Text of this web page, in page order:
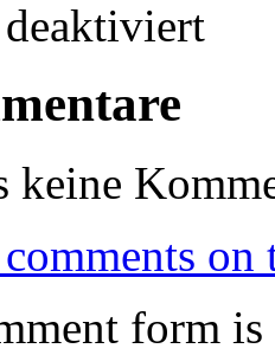
keine
on
form